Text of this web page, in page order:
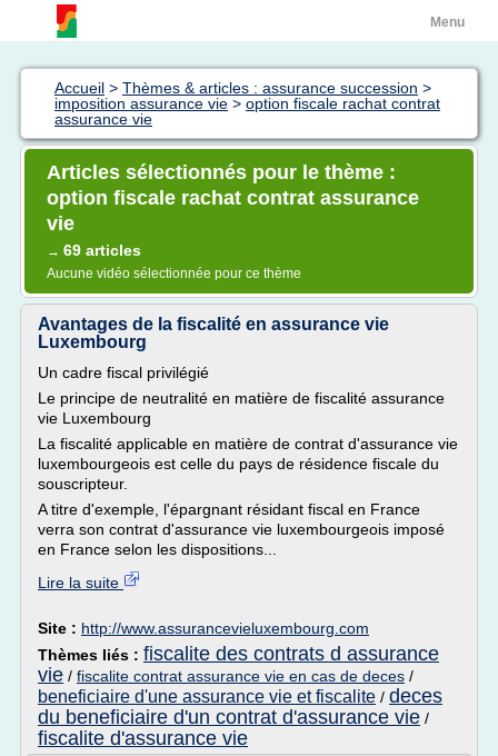
Menu
Accueil > Thèmes & articles : assurance succession >
imposition assurance vie > option fiscale rachat contrat
assurance vie
Articles sélectionnés pour le thème :
option fiscale rachat contrat assurance
vie
→ 69 articles
Aucune vidéo sélectionnée pour ce thème
Avantages de la fiscalité en assurance vie
Luxembourg
Un cadre fiscal privilégié
Le principe de neutralité en matière de fiscalité assurance
vie Luxembourg
La fiscalité applicable en matière de contrat d'assurance vie
luxembourgeois est celle du pays de résidence fiscale du
souscripteur.
A titre d'exemple, l'épargnant résidant fiscal en France
verra son contrat d'assurance vie luxembourgeois imposé
en France selon les dispositions...
Lire la suite
Site : http://www.assurancevieluxembourg.com
Thèmes liés : fiscalite des contrats d assurance
vie / fiscalite contrat assurance vie en cas de deces /
beneficiaire d'une assurance vie et fiscalite / deces
du beneficiaire d'un contrat d'assurance vie /
fiscalite d'assurance vie